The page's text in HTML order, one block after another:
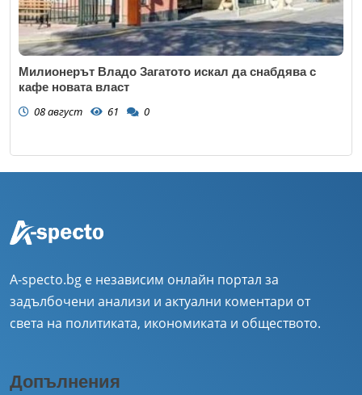
Милионерът Владо Загатото искал да снабдява с
кафе новата власт
08 август 61 0
A-specto.bg е независим онлайн портал за
задълбочени анализи и актуални коментари от
света на политиката, икономиката и обществото.
Допълнения